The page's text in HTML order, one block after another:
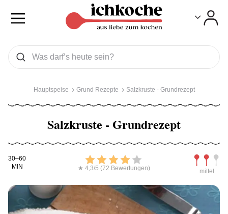
Was wollen Sie suchen
Suchen
Hauptspeise Grund Rezepte Salzkruste - Grundrezept
Salzkruste - Grundrezept
Kochdauer
30–60
MIN
Bewerten
★ 4,3/5 (72 Bewertungen) mittel